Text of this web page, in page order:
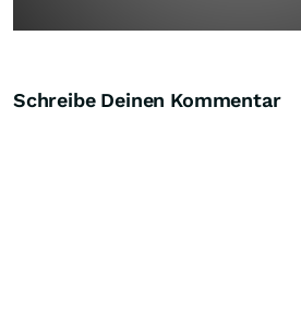
Schreibe Deinen Kommentar